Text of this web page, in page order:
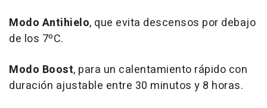
Modo Antihielo, que evita descensos por debajo
de los 7ºC.
Modo Boost, para un calentamiento rápido con
duración ajustable entre 30 minutos y 8 horas.